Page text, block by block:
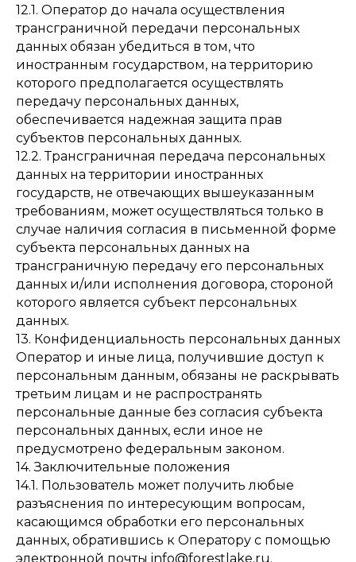
12.1. Оператор до начала осуществления
трансграничной передачи персональных
данных обязан убедиться в том, что
иностранным государством, на территорию
которого предполагается осуществлять
передачу персональных данных,
обеспечивается надежная защита прав
субъектов персональных данных.
12.2. Трансграничная передача персональных
данных на территории иностранных
государств, не отвечающих вышеуказанным
требованиям, может осуществляться только в
случае наличия согласия в письменной форме
субъекта персональных данных на
трансграничную передачу его персональных
данных и/или исполнения договора, стороной
которого является субъект персональных
данных.
13. Конфиденциальность персональных данных
Оператор и иные лица, получившие доступ к
персональным данным, обязаны не раскрывать
третьим лицам и не распространять
персональные данные без согласия субъекта
персональных данных, если иное не
предусмотрено федеральным законом.
14. Заключительные положения
14.1. Пользователь может получить любые
разъяснения по интересующим вопросам,
касающимся обработки его персональных
данных, обратившись к Оператору с помощью
электронной почты info@forestlake.ru.